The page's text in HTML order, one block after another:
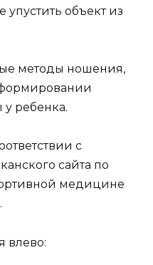
упустить объект из
методы ношения,
ребенка.
с
сайта по
медицине
влево: